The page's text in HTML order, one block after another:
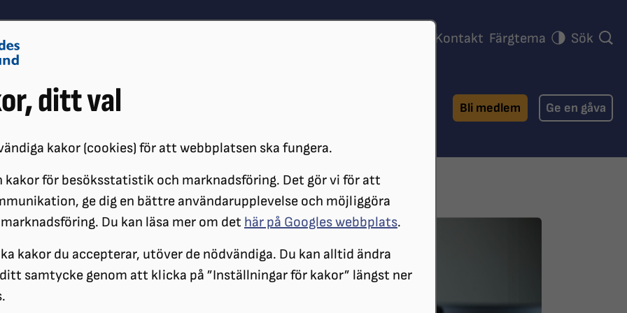
ditt val
kakor (cookies) för att webbplatsen ska fungera.
kakor för besöksstatistik och marknadsföring. Det gör vi för att
ge dig en bättre användarupplevelse och möjliggöra
Du kan läsa mer om det här på Googles webbplats.
kakor du accepterar, utöver de nödvändiga. Du kan alltid ändra
samtycke genom att klicka på ”Inställningar för kakor” längst ner
Kontakt Färgtema Sök
Påverkansarbete
Bli medlem Ge en gåva
ORDFÖRANDENYTT ORDFÖRANDENYTT #2 2026